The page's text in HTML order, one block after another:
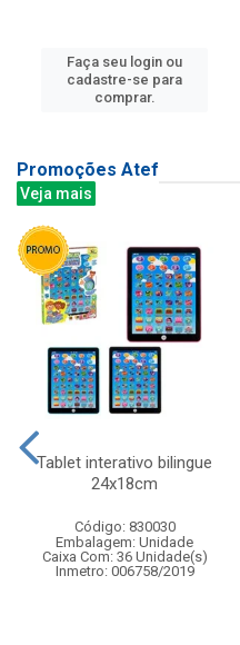
Faça seu login ou
cadastre-se para
comprar.
Promoções Atef
Veja mais
Tablet interativo bilingue
24x18cm
Código: 830030
Embalagem: Unidade
Caixa Com: 36 Unidade(s)
Inmetro: 006758/2019